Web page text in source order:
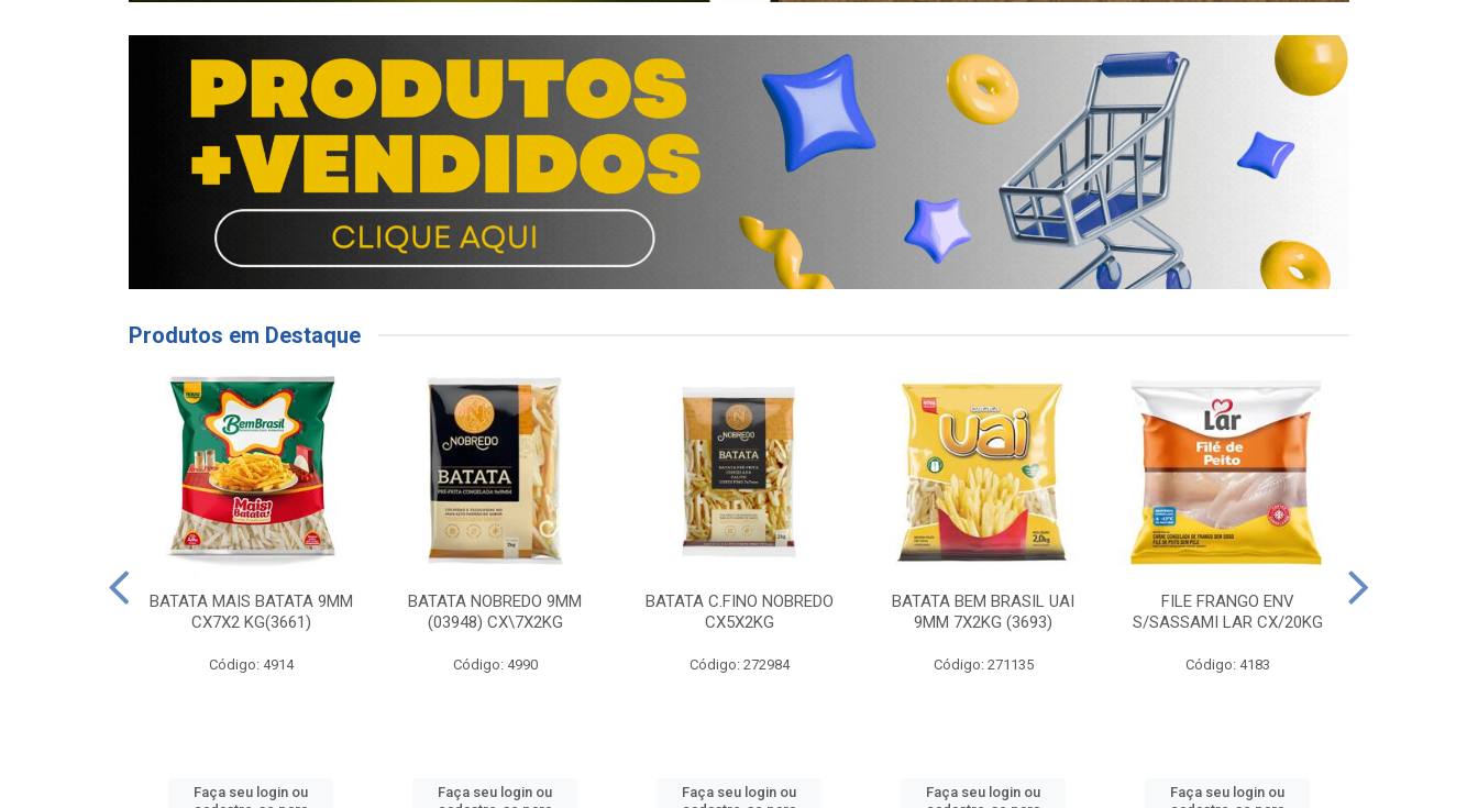
Produtos em Destaque
BATATA MAIS BATATA 9MM
CX7X2 KG(3661)
Código: 4914
Faça seu login ou
BATATA NOBREDO 9MM
(03948) CX\7X2KG
Código: 4990
Faça seu login ou
BATATA C.FINO NOBREDO
CX5X2KG
Código: 272984
Faça seu login ou
BATATA BEM BRASIL UAI
9MM 7X2KG (3693)
Código: 271135
Faça seu login ou
FILE FRANGO ENV
S/SASSAMI LAR CX/20KG
Código: 4183
Faça seu login ou